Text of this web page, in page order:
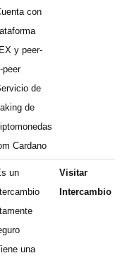
con
y peer-
peer
de
de
Cardano
un
una
Visitar
Intercambio